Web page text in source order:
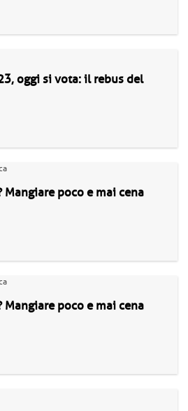
oggi si vota: il rebus del
poco e mai cena
poco e mai cena